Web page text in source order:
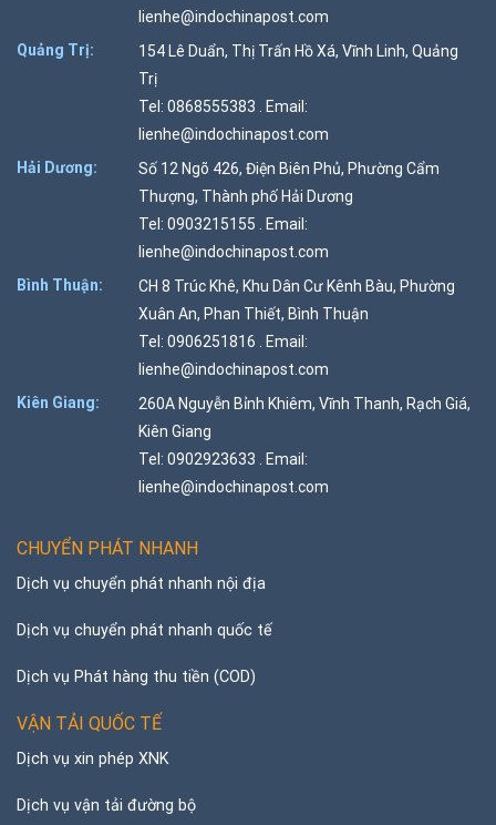
lienhe@indochinapost.com
Quảng Trị:
154 Lê Duẩn, Thị Trấn Hồ Xá, Vĩnh Linh, Quảng
Trị
Tel: 0868555383 . Email:
lienhe@indochinapost.com
Hải Dương:
Số 12 Ngõ 426, Điện Biên Phủ, Phường Cẩm
Thượng, Thành phố Hải Dương
Tel: 0903215155 . Email:
lienhe@indochinapost.com
Bình Thuận:
CH 8 Trúc Khê, Khu Dân Cư Kênh Bàu, Phường
Xuân An, Phan Thiết, Bình Thuận
Tel: 0906251816 . Email:
lienhe@indochinapost.com
Kiên Giang:
260A Nguyễn Bỉnh Khiêm, Vĩnh Thanh, Rạch Giá,
Kiên Giang
Tel: 0902923633 . Email:
lienhe@indochinapost.com
CHUYỂN PHÁT NHANH
Dịch vụ chuyển phát nhanh nội địa
Dịch vụ chuyển phát nhanh quốc tế
Dịch vụ Phát hàng thu tiền (COD)
VẬN TẢI QUỐC TẾ
Dịch vụ xin phép XNK
Dịch vụ vận tải đường bộ